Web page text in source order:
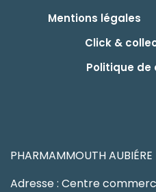
Mentions légales
Click &
Politique
PHARMAMMOUTH AUBIÉRE
Adresse : Centre